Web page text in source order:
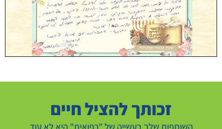
זכותך להציל חיים
השותפות שלך בעשייה של "רפואית" היא לא עוד